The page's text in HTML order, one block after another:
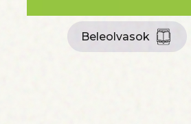
Beleolvasok